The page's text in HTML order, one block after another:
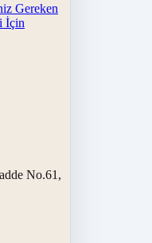
Gereken
İçin
No.61,